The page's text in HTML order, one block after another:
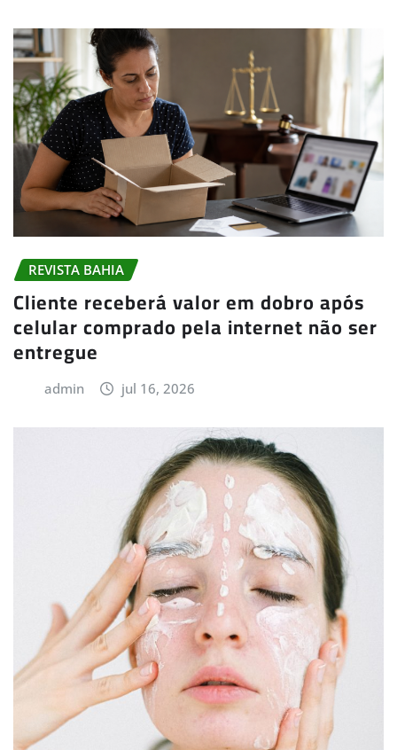
REVISTA BAHIA
Cliente receberá valor em dobro após
celular comprado pela internet não ser
entregue
admin jul 16, 2026